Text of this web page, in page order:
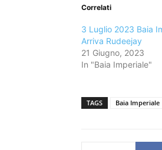
Correlati
3 Luglio 2023 Baia
Arriva Rudeejay
21 Giugno, 2023
In "Baia Imperiale"
TAGS Baia Imperiale